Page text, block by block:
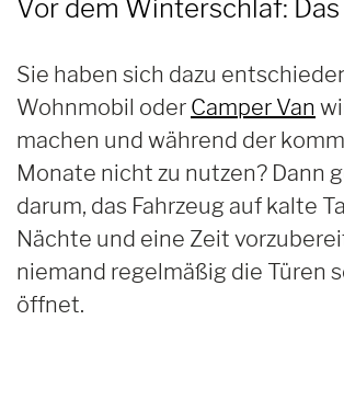
Vor dem Winterschlaf:
Sie haben sich dazu
Wohnmobil oder Camper Van
machen und während der
Monate nicht zu nutzen? Dann
darum, das Fahrzeug auf kalte
Nächte und eine Zeit
niemand regelmäßig die Türen
öffnet.